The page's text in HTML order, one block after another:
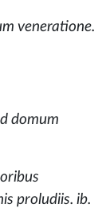
veneratione.
domum
proludiis. ib.